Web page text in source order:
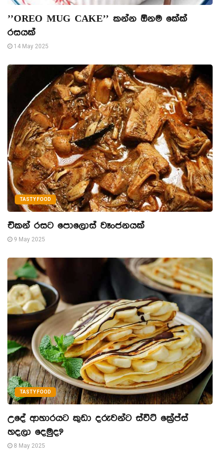
’’OREO MUG CAKE’’ කන්න ඕනම කේක්
රසයක්
14 May 2025
TASTY FOOD
චිකන් රසට පොලොස් වෑංජනයක්
9 May 2025
TASTY FOOD
උදේ ආහාරයට කුඩා දරුවන්ට ස්වීට් ක්‍රේප්ස්
හදලා දෙමුද?
8 May 2025